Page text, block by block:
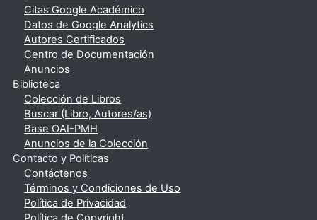
Citas Google Académico
Datos de Google Analytics
Autores Certificados
Centro de Documentación
Anuncios
Biblioteca
Colección de Libros
Buscar (Libro, Autores/as)
Base OAI-PMH
Anuncios de la Colección
Contacto y Políticas
Contáctenos
Términos y Condiciones de Uso
Política de Privacidad